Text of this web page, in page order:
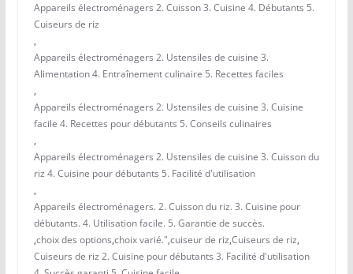
Appareils électroménagers 2. Cuisson 3. Cuisine 4. Débutants 5.
Cuiseurs de riz
,
Appareils électroménagers 2. Ustensiles de cuisine 3.
Alimentation 4. Entraînement culinaire 5. Recettes faciles
,
Appareils électroménagers 2. Ustensiles de cuisine 3. Cuisine
facile 4. Recettes pour débutants 5. Conseils culinaires
,
Appareils électroménagers 2. Ustensiles de cuisine 3. Cuisson du
riz 4. Cuisine pour débutants 5. Facilité d'utilisation
,
Appareils électroménagers. 2. Cuisson du riz. 3. Cuisine pour
débutants. 4. Utilisation facile. 5. Garantie de succès.
,choix des options,choix varié.",cuiseur de riz,Cuiseurs de riz,
Cuiseurs de riz 2. Cuisine pour débutants 3. Facilité d'utilisation